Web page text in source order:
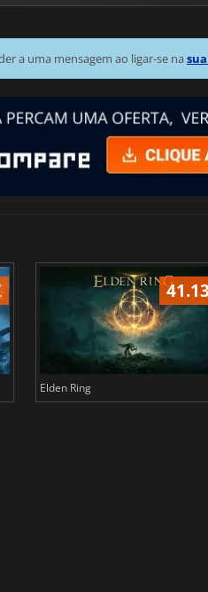
a uma mensagem ao ligar-se na
41.13
Elden Ring